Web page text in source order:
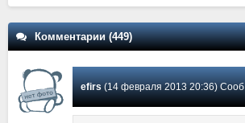
Комментарии (449)
efirs(14 февраля 2013 20:36) Сообщение #5